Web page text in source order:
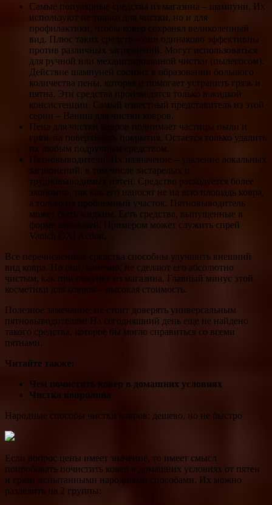
Самые популярные средства из магазина – шампуни. Их
используют не только для чистки, но и для
профилактики, чтобы ковер сохранял великолепный
вид. Плюс таких средств – они одинаково эффективны
против различных загрязнений. Могут использоваться
для ручной или механизированной чистки (пылесосом).
Действие шампуней состоит в образовании большого
количества пены, которая и помогает устранить грязь и
пятна. Эти средства производятся только в жидкой
консистенции. Самый известный представитель из этой
серии – Ваниш для чистки ковров.
Пена для чистки ковров поднимает частицы пыли и
грязь на поверхность покрытия. Остается только удалить
их любым подручным средством.
Пятновыводители. Их назначение – удаление локальных
загрязнений, в том числе застарелых и
трудновыводимых пятен. Средство расходуется более
экономно, так как его наносят не на всю площадь ковра,
а только на проблемный участок. Пятновыводитель
может быть жидким. Есть средства, выпущенные в
форме аэрозолей. Примером может служить спрей
Vanich OXI Action.
Все перечисленные средства способны улучшить внешний
вид ковра. Но они, конечно, не сделают его абсолютно
чистым, как при покупке из магазина. Главный минус этой
косметики для ковров – высокая стоимость.
Полезное замечание: не стоит доверять универсальным
пятновыводителям! На сегодняшний день еще не найдено
такого средства, которое бы могло справиться со всеми
пятнами.
Читайте также:
Чем почистить ковер в домашних условиях
Чистка ковролина
Народные способы чистки ковров: дешево, но не быстро
Если вопрос цены имеет значение, то имеет смысл
попробовать почистить ковер в домашних условиях от пятен
и грязи испытанными народными способами. Их можно
разделить на 2 группы: